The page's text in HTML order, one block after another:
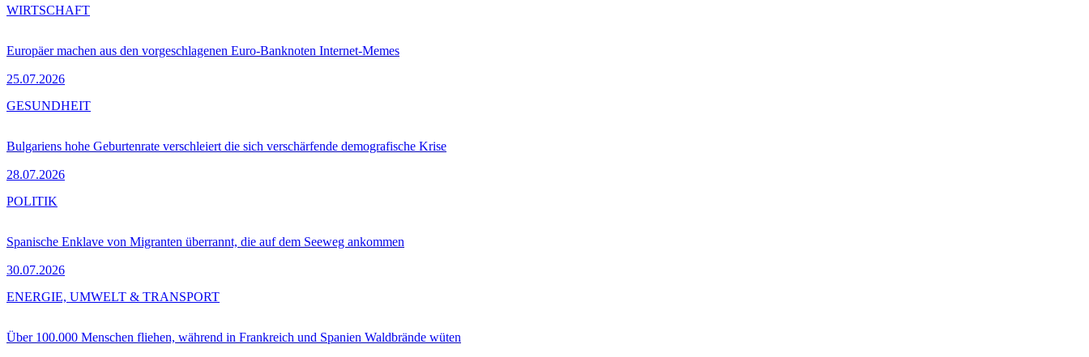
Europäer machen aus den vorgeschlagenen Euro-Banknoten Internet-Memes
25.07.2026
WIRTSCHAFT
Bulgariens hohe Geburtenrate verschleiert die sich verschärfende demografische Krise
28.07.2026
GESUNDHEIT
Spanische Enklave von Migranten überrannt, die auf dem Seeweg ankommen
30.07.2026
POLITIK
Über 100.000 Menschen fliehen, während in Frankreich und Spanien Waldbrände wüten
ENERGIE, UMWELT & TRANSPORT